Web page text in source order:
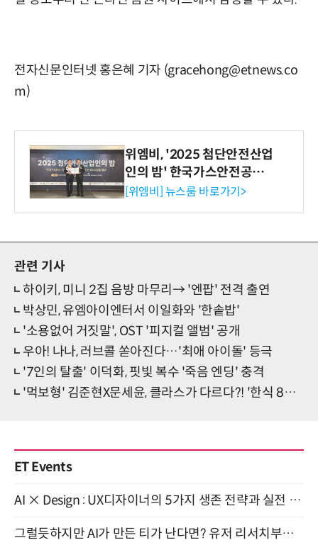
전자신문인터넷 홍은혜 기자 (gracehong@etnews.co
m)
위엠비, '2025 첨단안전산업
인의 밤' 한국가스안전공사
사장상 수상
[위엠비] 뉴스룸 바로가기>
관련 기사
하이키, 미니 2집 음방 마무리→ '엔팝' 전격 출연
박상민, 유엠아이엔터서 이일화와 '한솥밥'
'소용없어 거짓말', OST '피지컬 앨범' 공개
우아! 나나, 러브콜 쏟아진다…'최애 아이돌' 등극
'7인의 탈출' 이덕화, 핏빛 복수 '죽음 엔딩' 충격
'먹보형' 김준현X문세윤, 클라스가 다르다?! '한식 8메뉴→야시장 行'
ET Events
AI × Design : UX디자이너의 5가지 생존 전략과 실전 대응 8월 28일 개최
그럴듯하지만 AI가 만든 티가 난다면? 유저 리서치부터 배포까지! (9/15)